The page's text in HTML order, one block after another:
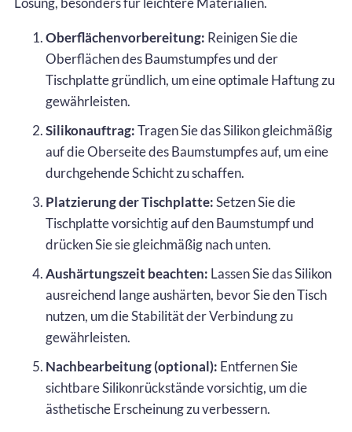
Oberflächenvorbereitung: Reinigen Sie die
Oberflächen des Baumstumpfes und der
Tischplatte gründlich, um eine optimale Haftung zu
gewährleisten.
Silikonauftrag:Tragen Sie das Silikon gleichmäßig
auf die Oberseite des Baumstumpfes auf, um eine
durchgehende Schicht zu schaffen.
Platzierung der Tischplatte:Setzen Sie die
Tischplatte vorsichtig auf den Baumstumpf und
drücken Sie sie gleichmäßig nach unten.
Aushärtungszeit beachten: Lassen Sie das Silikon
ausreichend lange aushärten, bevor Sie den Tisch
nutzen, um die Stabilität der Verbindung zu
gewährleisten.
Nachbearbeitung (optional): Entfernen Sie
sichtbare Silikonrückstände vorsichtig, um die
ästhetische Erscheinung zu verbessern.